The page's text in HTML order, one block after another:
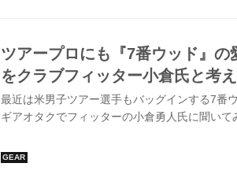
ツアープロにも『7番ウッド』
をクラブフィッター小倉氏と考
最近は米男子ツアー選手もバッグインする7番
ギアオタクでフィッターの小倉勇人氏に聞いて